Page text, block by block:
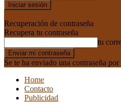
Recuperación de contraseña
Recupera tu contraseña
tu
Se te ha enviado una contraseña
Home
Contacto
Publicidad